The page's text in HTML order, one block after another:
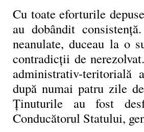
Cu toate eforturile
au dobândit
neanulate, duceau la o
contradicţii de
administrativ-teritorială
după numai patru zile
Ţinuturile au fost
Conducătorul Statului,